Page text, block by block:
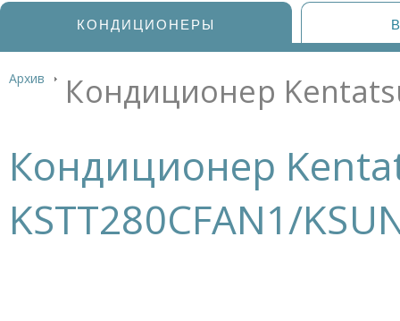
КОНДИЦИОНЕРЫ
Архив Кондиционер
Кондиционер
KSTT280CFAN1/